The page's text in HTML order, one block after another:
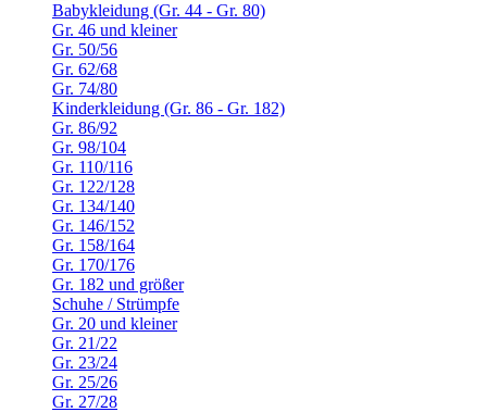
Babykleidung (Gr. 44 - Gr. 80)
Gr. 46 und kleiner
Gr. 50/56
Gr. 62/68
Gr. 74/80
Kinderkleidung (Gr. 86 - Gr. 182)
Gr. 86/92
Gr. 98/104
Gr. 110/116
Gr. 122/128
Gr. 134/140
Gr. 146/152
Gr. 158/164
Gr. 170/176
Gr. 182 und größer
Schuhe / Strümpfe
Gr. 20 und kleiner
Gr. 21/22
Gr. 23/24
Gr. 25/26
Gr. 27/28